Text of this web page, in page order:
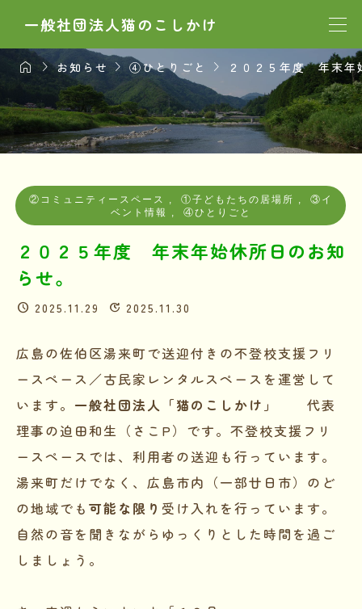
一般社団法人猫のこしかけ
 お知らせ ④ひとりごと  ２０２５年度 年末年
②コミュニティースペース ①子どもたちの居場所
③イ
ベント情報
④ひとりごと
２０２５年度 年末年始休所日のお知
らせ。
2025.11.29 2025.11.30
広島の佐伯区湯来町で送迎付きの不登校支援フリ
ースペース／古民家レンタルスペースを運営して
います。 一般社団法人「猫のこしかけ」
代表
理事の迫田和生（さこP）です。不登校支援フリ
ースペースでは、利用者の送迎も行っています。
湯来町だけでなく、広島市内（一部廿日市）のど
の地域でも 可能な限り 受け入れを行っています。
自然の音を聞きながらゆっくりとした時間を過ご
しましょう。